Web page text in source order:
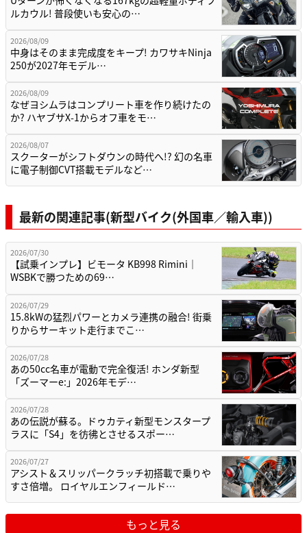
ルカウル! 普段使いも安心の…
2026/08/09
中身はそのまま完成度をキープ! カワサキNinja
250が2027年モデル…
2026/08/09
なぜヨシムラはコンプリート車を作り続けたの
か? ハヤブサX-1からオフ車をモ…
2026/08/07
スクーターがシフトダウンの時代へ!? 幻の名車
に電子制御CVT搭載モデルなど…
最新の関連記事(新型バイク(外国車／輸入車))
2026/07/30
【試乗インプレ】ビモータ KB998 Rimini｜
WSBKで勝つための69…
2026/07/29
15.8kWの猛烈パワーとカメラ連携の融合! 街乗
りからサーキット走行までこ…
2026/07/28
あの50cc名車が電動で完全復活! ホンダ新型
「ズーマーe:」2026年モデ…
2026/07/28
あの伝説が蘇る。ドゥカティ新型モンスタープ
ラスに「S4」を彷彿とさせるスポー…
2026/07/27
アシスト＆スリッパークラッチ初搭載で乗りや
すさ倍増。 ロイヤルエンフィールド…
もっと見る